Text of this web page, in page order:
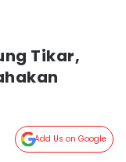
Tikar,
Add Us on Google